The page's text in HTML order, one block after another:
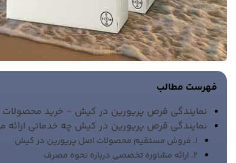
فهرست مطالب
نمایندگی قرص پریورین در کیش - خرید
نمایندگی قرص پریورین در کیش چه خدماتی
1. فروش مستقیم محصولات اصل پریورین در کیش
2. ارائه مشاوره تخصصی درباره نحوه مصرف